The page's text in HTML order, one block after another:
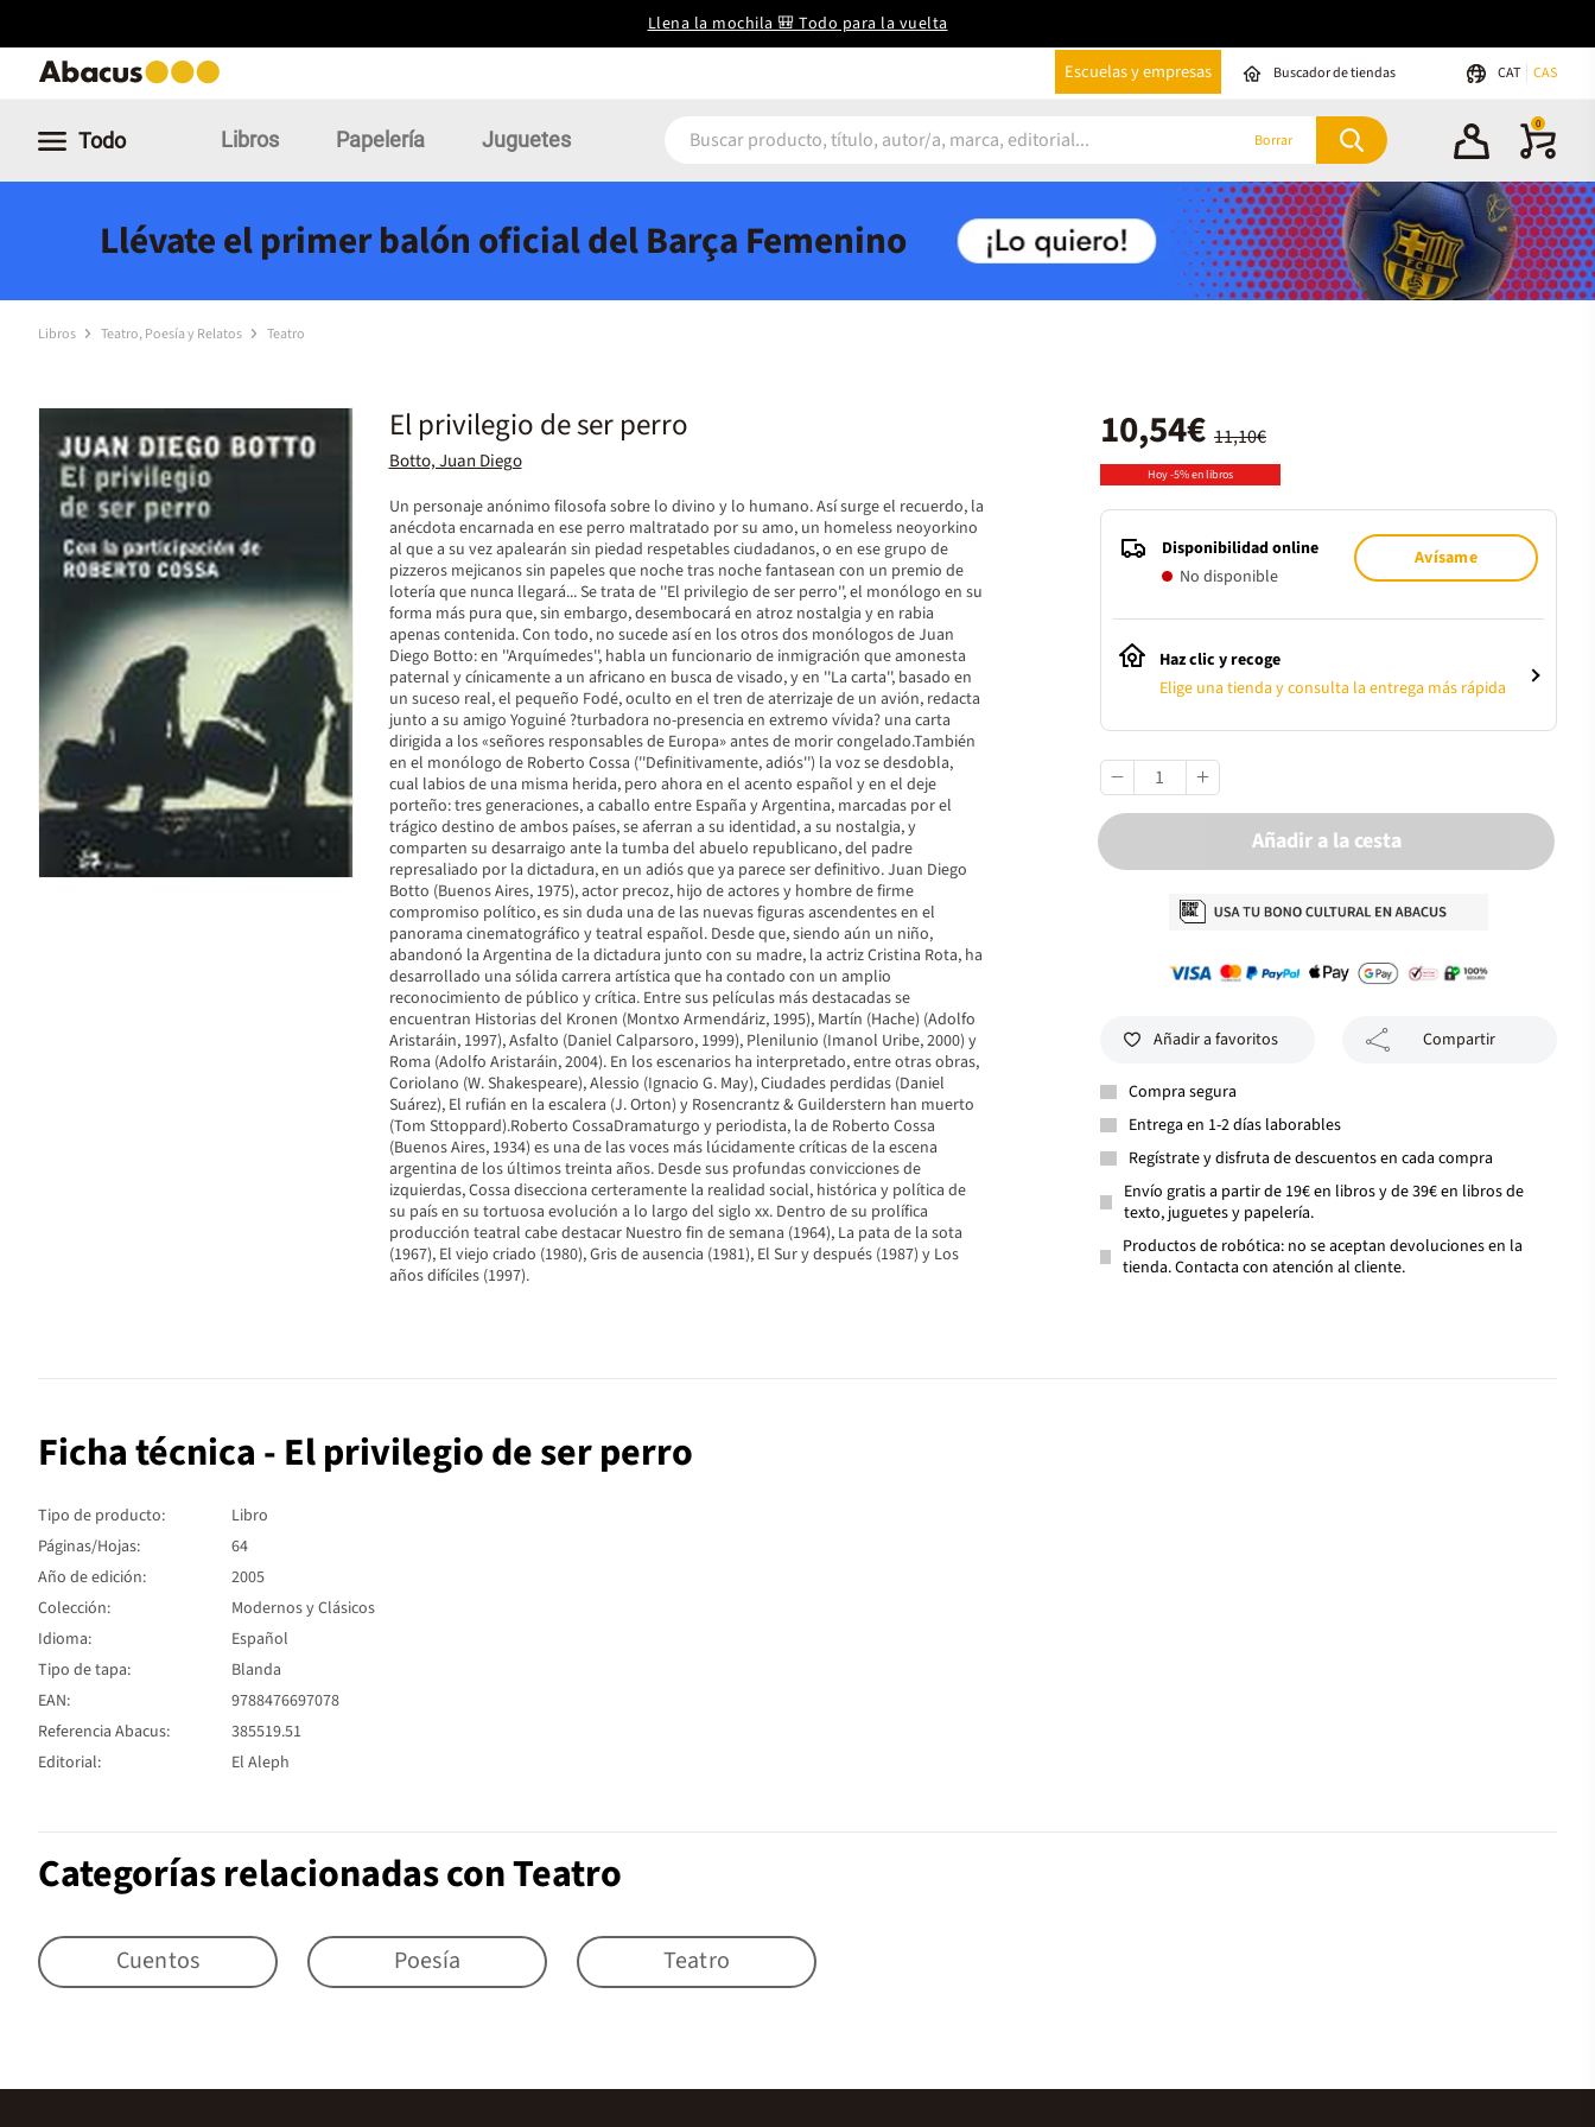
Llena la mochila 🎒 Todo para la vuelta
Escuelas y empresas Buscador de tiendas CAT CAS
Todo Libros Papelería Juguetes Borrar
0
Llévate el primer balón oficial del Barça Femenino
Libros Teatro, Poesía y Relatos Teatro
El privilegio de ser perro
Botto, Juan Diego
Un personaje anónimo filosofa sobre lo divino y lo humano. Así surge el recuerdo, la
anécdota encarnada en ese perro maltratado por su amo, un homeless neoyorkino
al que a su vez apalearán sin piedad respetables ciudadanos, o en ese grupo de
pizzeros mejicanos sin papeles que noche tras noche fantasean con un premio de
lotería que nunca llegará... Se trata de ''El privilegio de ser perro'', el monólogo en su
forma más pura que, sin embargo, desembocará en atroz nostalgia y en rabia
apenas contenida. Con todo, no sucede así en los otros dos monólogos de Juan
Diego Botto: en ''Arquímedes'', habla un funcionario de inmigración que amonesta
paternal y cínicamente a un africano en busca de visado, y en ''La carta'', basado en
un suceso real, el pequeño Fodé, oculto en el tren de aterrizaje de un avión, redacta
junto a su amigo Yoguiné ?turbadora no-presencia en extremo vívida? una carta
dirigida a los «señores responsables de Europa» antes de morir congelado.También
en el monólogo de Roberto Cossa (''Definitivamente, adiós'') la voz se desdobla,
cual labios de una misma herida, pero ahora en el acento español y en el deje
porteño: tres generaciones, a caballo entre España y Argentina, marcadas por el
trágico destino de ambos países, se aferran a su identidad, a su nostalgia, y
comparten su desarraigo ante la tumba del abuelo republicano, del padre
represaliado por la dictadura, en un adiós que ya parece ser definitivo. Juan Diego
Botto (Buenos Aires, 1975), actor precoz, hijo de actores y hombre de firme
compromiso político, es sin duda una de las nuevas figuras ascendentes en el
panorama cinematográfico y teatral español. Desde que, siendo aún un niño,
abandonó la Argentina de la dictadura junto con su madre, la actriz Cristina Rota, ha
desarrollado una sólida carrera artística que ha contado con un amplio
reconocimiento de público y crítica. Entre sus películas más destacadas se
encuentran Historias del Kronen (Montxo Armendáriz, 1995), Martín (Hache) (Adolfo
Aristaráin, 1997), Asfalto (Daniel Calparsoro, 1999), Plenilunio (Imanol Uribe, 2000) y
Roma (Adolfo Aristaráin, 2004). En los escenarios ha interpretado, entre otras obras,
Coriolano (W. Shakespeare), Alessio (Ignacio G. May), Ciudades perdidas (Daniel
Suárez), El rufián en la escalera (J. Orton) y Rosencrantz & Guilderstern han muerto
(Tom Sttoppard).Roberto CossaDramaturgo y periodista, la de Roberto Cossa
(Buenos Aires, 1934) es una de las voces más lúcidamente críticas de la escena
argentina de los últimos treinta años. Desde sus profundas convicciones de
izquierdas, Cossa disecciona certeramente la realidad social, histórica y política de
su país en su tortuosa evolución a lo largo del siglo xx. Dentro de su prolífica
producción teatral cabe destacar Nuestro fin de semana (1964), La pata de la sota
(1967), El viejo criado (1980), Gris de ausencia (1981), El Sur y después (1987) y Los
años difíciles (1997).
11,10€
10,54€
Hoy -5% en libros
Disponibilidad online
No disponible
Avísame
Haz clic y recoge
Elige una tienda y consulta la entrega más rápida
Añadir a la cesta
Añadir a favoritos Compartir
Compra segura
Entrega en 1-2 días laborables
Regístrate y disfruta de descuentos en cada compra
Envío gratis a partir de 19€ en libros y de 39€ en libros de
texto, juguetes y papelería.
Productos de robótica: no se aceptan devoluciones en la
tienda. Contacta con atención al cliente.
Ficha técnica - El privilegio de ser perro
Tipo de producto:
Libro
Páginas/Hojas:
64
Año de edición:
2005
Colección:
Modernos y Clásicos
Idioma:
Español
Tipo de tapa:
Blanda
EAN:
9788476697078
Referencia Abacus:
385519.51
Editorial:
El Aleph
Categorías relacionadas con Teatro
Cuentos Poesía Teatro